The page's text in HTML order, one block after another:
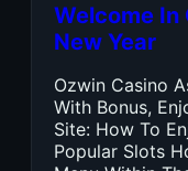
Welcome In
New Year
Ozwin Casino
With Bonus,
Site: How To
Popular Slots